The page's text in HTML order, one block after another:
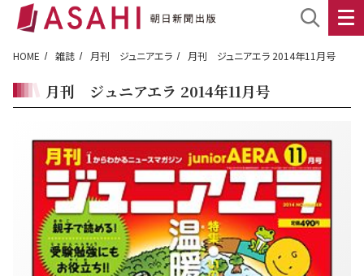
HOME 雑誌 月刊 ジュニアエラ 月刊 ジュニアエラ 2014年11月号
月刊 ジュニアエラ 2014年11月号